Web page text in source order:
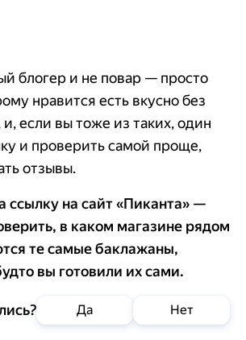
блогер и не повар — просто
нравится есть вкусно без
если вы тоже из таких, один
и проверить самой проще,
отзывы.
ссылку на сайт «Пиканта» —
в каком магазине рядом
те самые баклажаны,
вы готовили их сами.
Да Нет
в